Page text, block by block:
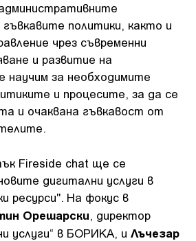
политики, както и
чрез съвременни
и развитие на
за необходимите
и процесите, за да се
и очаквана гъвкавост от
Fireside chat ще се
дигитални услуги в
ресурси". На фокус в
Орешарски , директор
услуги“ в БОРИКА, и Лъчезар